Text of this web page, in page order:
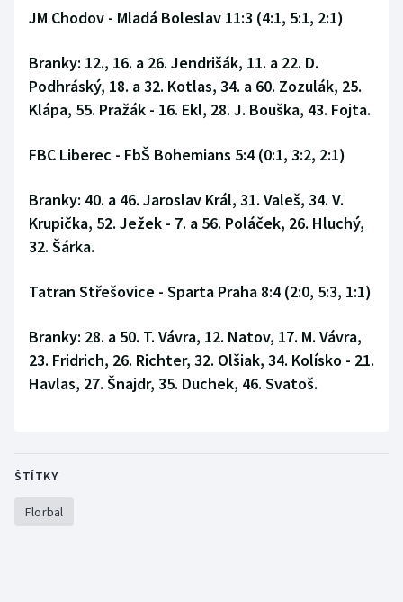
Moderní pětiboj
Motorsport
Olympijské hry
Parasport
Plážový volejbal
Rychlostní kanoistika
JM Chodov - Mladá Boleslav 11:3 (4:1, 5:1, 2:1)
Branky: 12., 16. a 26. Jendrišák, 11. a 22. D.
Podhráský, 18. a 32. Kotlas, 34. a 60. Zozulák, 25.
Klápa, 55. Pražák - 16. Ekl, 28. J. Bouška, 43. Fojta.
FBC Liberec - FbŠ Bohemians 5:4 (0:1, 3:2, 2:1)
Branky: 40. a 46. Jaroslav Král, 31. Valeš, 34. V.
Krupička, 52. Ježek - 7. a 56. Poláček, 26. Hluchý,
32. Šárka.
Tatran Střešovice - Sparta Praha 8:4 (2:0, 5:3, 1:1)
Branky: 28. a 50. T. Vávra, 12. Natov, 17. M. Vávra,
23. Fridrich, 26. Richter, 32. Olšiak, 34. Kolísko - 21.
Havlas, 27. Šnajdr, 35. Duchek, 46. Svatoš.
ŠTÍTKY
Florbal